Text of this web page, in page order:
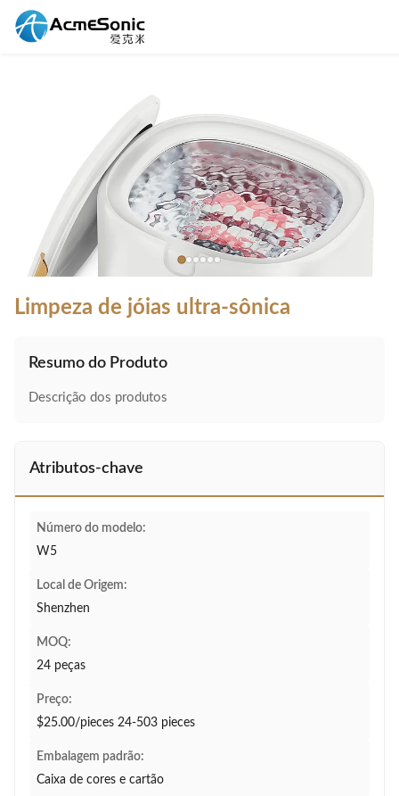
Limpeza de jóias ultra-sônica
Resumo do Produto
Descrição dos produtos
Atributos-chave
Número do modelo:
W5
Local de Origem:
Shenzhen
MOQ:
24 peças
Preço:
$25.00/pieces 24-503 pieces
Embalagem padrão:
Caixa de cores e cartão